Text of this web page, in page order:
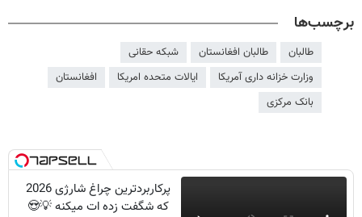
برچسب‌ها
طالبان طالبان افغانستان
شبکه حقانی
وزارت خزانه داری آمریکا
ایالات متحده امریکا
افغانستان
بانک مرکزی
پرکاربردترین چراغ شارژی 2026
که شگفت زده ات میکنه 💡😍